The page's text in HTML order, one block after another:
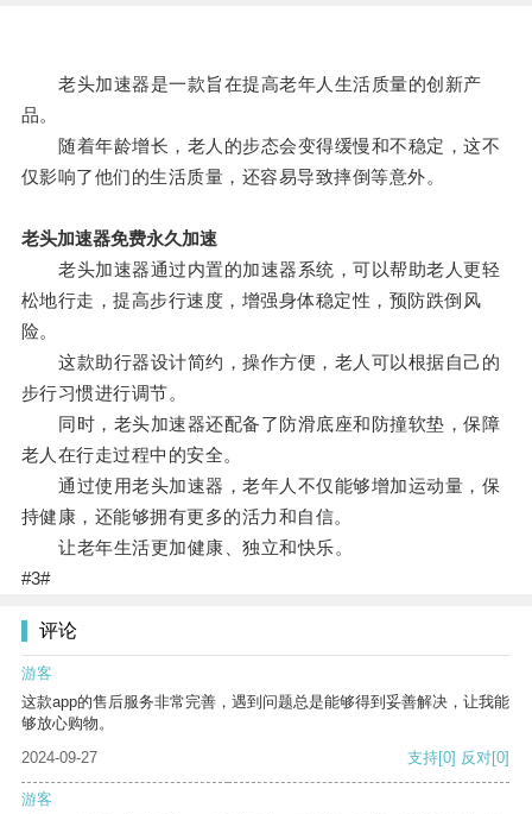
老头加速器是一款旨在提高老年人生活质量的创新产
品。
随着年龄增长，老人的步态会变得缓慢和不稳定，这不
仅影响了他们的生活质量，还容易导致摔倒等意外。
老头加速器免费永久加速
老头加速器通过内置的加速器系统，可以帮助老人更轻
松地行走，提高步行速度，增强身体稳定性，预防跌倒风
险。
这款助行器设计简约，操作方便，老人可以根据自己的
步行习惯进行调节。
同时，老头加速器还配备了防滑底座和防撞软垫，保障
老人在行走过程中的安全。
通过使用老头加速器，老年人不仅能够增加运动量，保
持健康，还能够拥有更多的活力和自信。
让老年生活更加健康、独立和快乐。
#3#
评论
游客
这款app的售后服务非常完善，遇到问题总是能够得到妥善解决，让我能
够放心购物。
2024-09-27
支持[0] 反对[0]
游客